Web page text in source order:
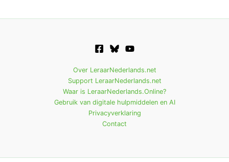
Over LeraarNederlands.net
Support LeraarNederlands.net
Waar is LeraarNederlands.Online?
Gebruik van digitale hulpmiddelen en AI
Privacyverklaring
Contact